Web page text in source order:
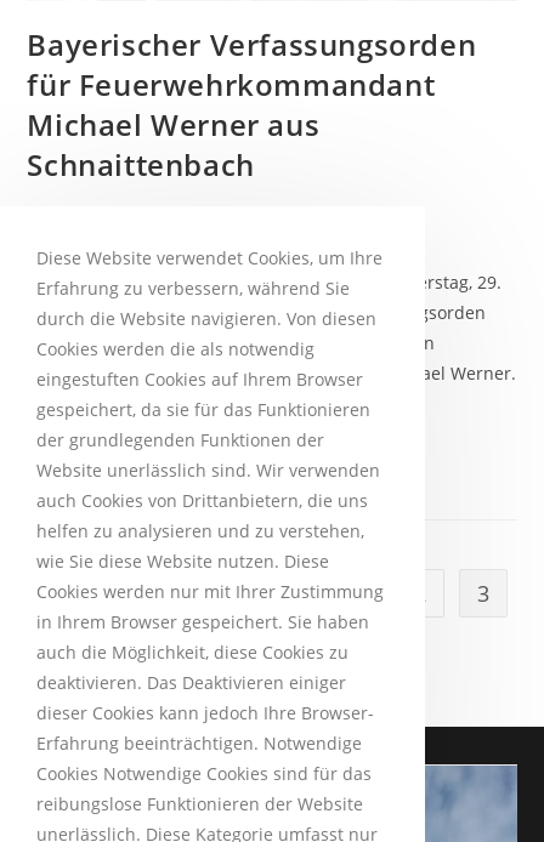
Bayerischer Verfassungsorden
für Feuerwehrkommandant
Michael Werner aus
Schnaittenbach
Wenn Landtagspräsidentin Ilse Aigner am Donnerstag, 29.
Februar, in München die bayerischen Verfassungsorden
verleiht, dann ist unter den zu Ehrenden auch ein
Schnaittenbacher: Feuerwehrkommandant Michael Werner.
Das Katastrophenschutzkonzept für die…
Weiterlesen
1 2 3
Diese Website verwendet Cookies, um Ihre
Erfahrung zu verbessern, während Sie
durch die Website navigieren. Von diesen
Cookies werden die als notwendig
eingestuften Cookies auf Ihrem Browser
gespeichert, da sie für das Funktionieren
der grundlegenden Funktionen der
Website unerlässlich sind. Wir verwenden
auch Cookies von Drittanbietern, die uns
helfen zu analysieren und zu verstehen,
wie Sie diese Website nutzen. Diese
Cookies werden nur mit Ihrer Zustimmung
in Ihrem Browser gespeichert. Sie haben
auch die Möglichkeit, diese Cookies zu
deaktivieren. Das Deaktivieren einiger
dieser Cookies kann jedoch Ihre Browser-
Erfahrung beeinträchtigen. Notwendige
Cookies Notwendige Cookies sind für das
reibungslose Funktionieren der Website
unerlässlich. Diese Kategorie umfasst nur